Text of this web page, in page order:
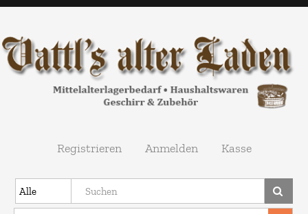
Registrieren Anmelden Kasse